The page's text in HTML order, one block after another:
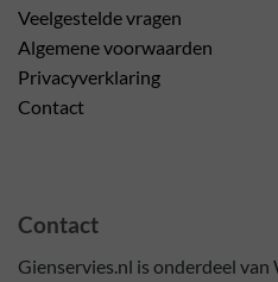
Veelgestelde vragen
Algemene voorwaarden
Privacyverklaring
Contact
Contact
Gienservies.nl is onderdeel van